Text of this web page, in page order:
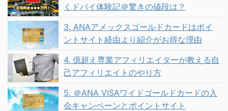
くドバイ体験記＠驚きの値段は？
3. ANAアメックスゴールドカードはポイ
ントサイト経由より紹介がお得な理由
4. 億超え専業アフィリエイターが教える自
己アフィリエイトのやり方
5. ＠ANA VISAワイドゴールドカードの入
会キャンペーンとポイントサイト